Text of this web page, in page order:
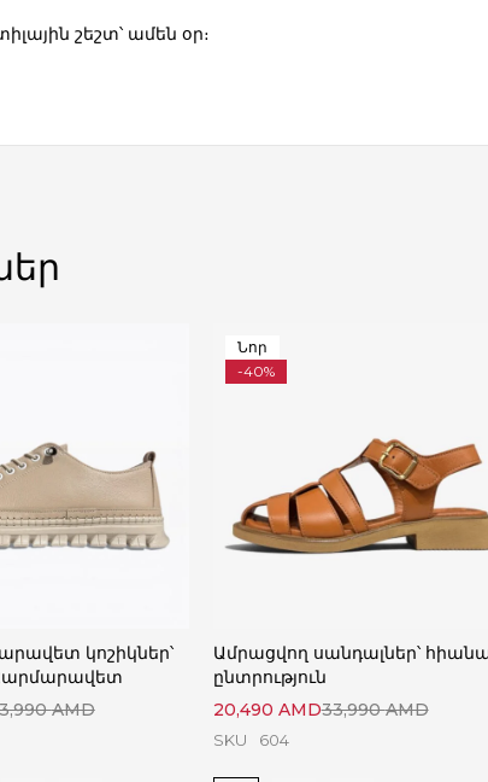
շեշտ՝ ամեն օր։
կոշիկներ՝
AMD
Նոր
-40%
Ամրացվող սանդալներ՝
ընտրություն
33,990AMD
20,490 AMD
SKU 604